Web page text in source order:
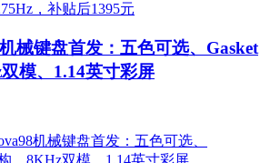
械键盘首发：五色可选、Gasket
模、1.14英寸彩屏